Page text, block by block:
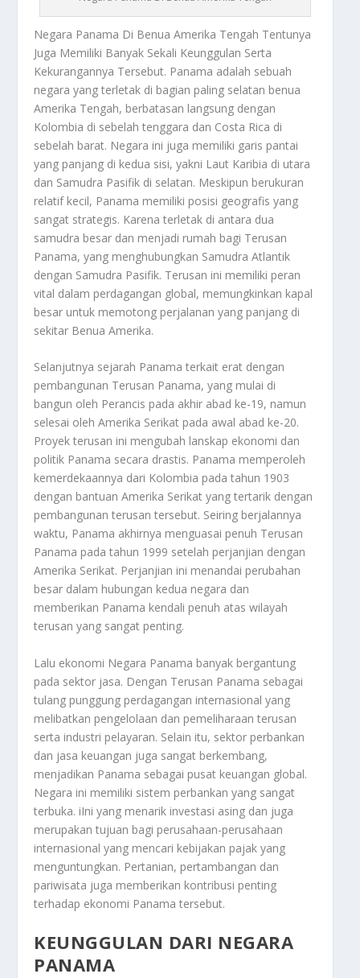
Negara Panama Di Benua Amerika Tengah Tentunya
Juga Memiliki Banyak Sekali Keunggulan Serta
Kekurangannya Tersebut. Panama adalah sebuah
negara yang terletak di bagian paling selatan benua
Amerika Tengah, berbatasan langsung dengan
Kolombia di sebelah tenggara dan Costa Rica di
sebelah barat. Negara ini juga memiliki garis pantai
yang panjang di kedua sisi, yakni Laut Karibia di utara
dan Samudra Pasifik di selatan. Meskipun berukuran
relatif kecil, Panama memiliki posisi geografis yang
sangat strategis. Karena terletak di antara dua
samudra besar dan menjadi rumah bagi Terusan
Panama, yang menghubungkan Samudra Atlantik
dengan Samudra Pasifik. Terusan ini memiliki peran
vital dalam perdagangan global, memungkinkan kapal
besar untuk memotong perjalanan yang panjang di
sekitar Benua Amerika.
Selanjutnya sejarah Panama terkait erat dengan
pembangunan Terusan Panama, yang mulai di
bangun oleh Perancis pada akhir abad ke-19, namun
selesai oleh Amerika Serikat pada awal abad ke-20.
Proyek terusan ini mengubah lanskap ekonomi dan
politik Panama secara drastis. Panama memperoleh
kemerdekaannya dari Kolombia pada tahun 1903
dengan bantuan Amerika Serikat yang tertarik dengan
pembangunan terusan tersebut. Seiring berjalannya
waktu, Panama akhirnya menguasai penuh Terusan
Panama pada tahun 1999 setelah perjanjian dengan
Amerika Serikat. Perjanjian ini menandai perubahan
besar dalam hubungan kedua negara dan
memberikan Panama kendali penuh atas wilayah
terusan yang sangat penting.
Lalu ekonomi Negara Panama banyak bergantung
pada sektor jasa. Dengan Terusan Panama sebagai
tulang punggung perdagangan internasional yang
melibatkan pengelolaan dan pemeliharaan terusan
serta industri pelayaran. Selain itu, sektor perbankan
dan jasa keuangan juga sangat berkembang,
menjadikan Panama sebagai pusat keuangan global.
Negara ini memiliki sistem perbankan yang sangat
terbuka. iIni yang menarik investasi asing dan juga
merupakan tujuan bagi perusahaan-perusahaan
internasional yang mencari kebijakan pajak yang
menguntungkan. Pertanian, pertambangan dan
pariwisata juga memberikan kontribusi penting
terhadap ekonomi Panama tersebut.
KEUNGGULAN DARI NEGARA
PANAMA